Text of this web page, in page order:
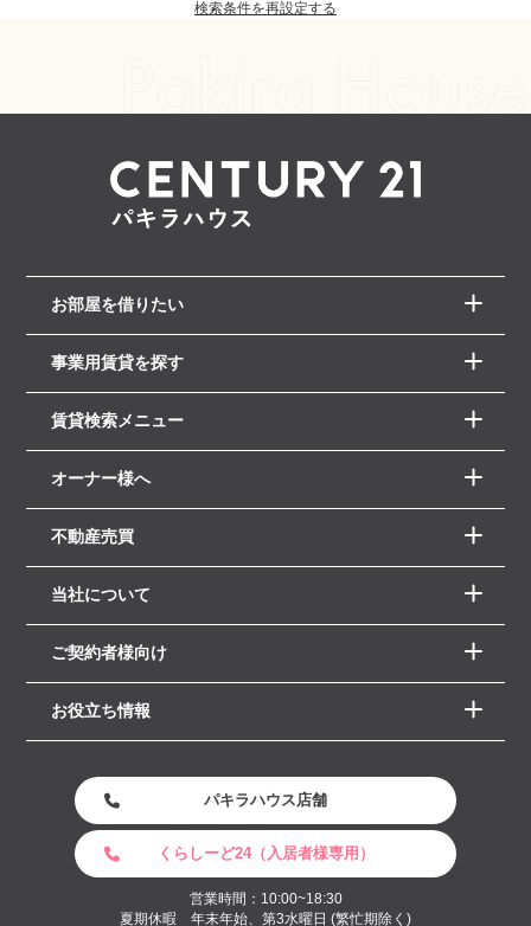
検索条件を再設定する
お部屋を借りたい
事業用賃貸を探す
賃貸検索メニュー
オーナー様へ
不動産売買
当社について
ご契約者様向け
お役立ち情報
パキラハウス店舗
くらしーど24（入居者様専用）
営業時間：10:00~18:30
夏期休暇 年末年始、第3水曜日 (繁忙期除く)